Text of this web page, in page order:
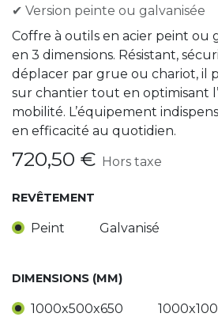
✔ Version peinte ou galvanisée
Coffre à outils en acier peint ou
en 3 dimensions. Résistant,
déplacer par grue ou chariot, il
sur chantier tout en optimisant
mobilité. L’équipement
en efficacité au quotidien.
720,50 € Hors taxe
REVÊTEMENT
Peint Galvanisé
DIMENSIONS (MM)
1000x500x650